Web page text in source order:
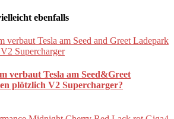
ebenfalls
verbaut Tesla am Seed&Greet
plötzlich V2 Supercharger?